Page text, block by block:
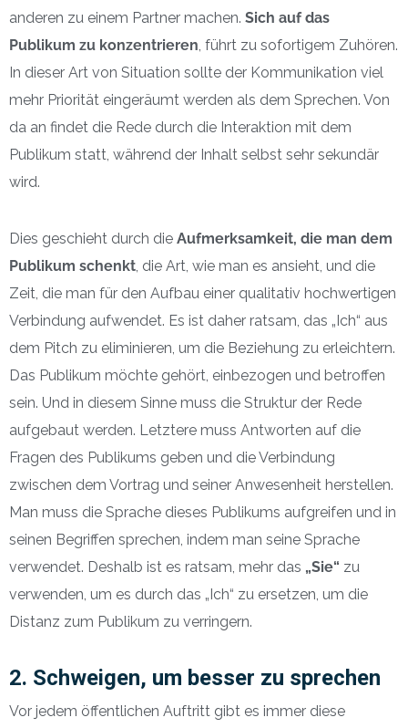
anderen zu einem Partner machen. Sich auf das
Publikum zu konzentrieren , führt zu sofortigem Zuhören.
In dieser Art von Situation sollte der Kommunikation viel
mehr Priorität eingeräumt werden als dem Sprechen. Von
da an findet die Rede durch die Interaktion mit dem
Publikum statt, während der Inhalt selbst sehr sekundär
wird.
Dies geschieht durch die Aufmerksamkeit, die man dem
Publikum schenkt , die Art, wie man es ansieht, und die
Zeit, die man für den Aufbau einer qualitativ hochwertigen
Verbindung aufwendet. Es ist daher ratsam, das „Ich“ aus
dem Pitch zu eliminieren, um die Beziehung zu erleichtern.
Das Publikum möchte gehört, einbezogen und betroffen
sein. Und in diesem Sinne muss die Struktur der Rede
aufgebaut werden. Letztere muss Antworten auf die
Fragen des Publikums geben und die Verbindung
zwischen dem Vortrag und seiner Anwesenheit herstellen.
Man muss die Sprache dieses Publikums aufgreifen und in
seinen Begriffen sprechen, indem man seine Sprache
verwendet. Deshalb ist es ratsam, mehr das „Sie“ zu
verwenden, um es durch das „Ich“ zu ersetzen, um die
Distanz zum Publikum zu verringern.
2. Schweigen, um besser zu sprechen
Vor jedem öffentlichen Auftritt gibt es immer diese